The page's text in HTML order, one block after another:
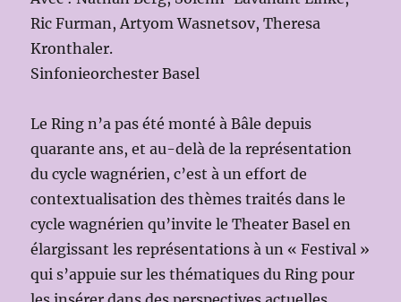
Ric Furman, Artyom Wasnetsov, Theresa
Kronthaler.
Sinfonieorchester Basel
Le Ring n’a pas été monté à Bâle depuis
quarante ans, et au-delà de la représentation
du cycle wagnérien, c’est à un effort de
contextualisation des thèmes traités dans le
cycle wagnérien qu’invite le Theater Basel en
élargissant les représentations à un « Festival »
qui s’appuie sur les thématiques du Ring pour